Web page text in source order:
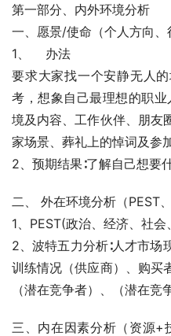
第一部分、内外环境分析
一、愿景/使命（个人方向、
1、    办法
要求大家找一个安静无人
考，想象自己最理想的职
境及内容、工作伙伴、朋友
家场景、葬礼上的悼词及参
2、预期结果∶了解自己想要
二、 外在环境分析（PEST
1、PEST(政治、经济、社
2、波特五力分析∶人才市场
训练情况（供应商）、购买
（潜在竞争者）、（潜在竞
三、内在因素分析（资源+